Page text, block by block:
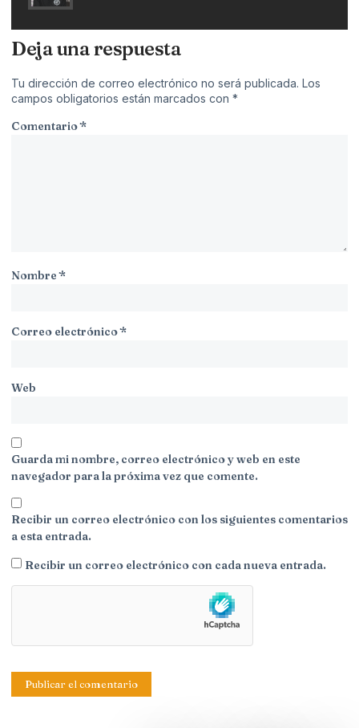
Deja una respuesta
Tu dirección de correo electrónico no será publicada. Los
campos obligatorios están marcados con *
Comentario*
Nombre*
Correo electrónico*
Web
Guarda mi nombre, correo electrónico y web en este
navegador para la próxima vez que comente.
Recibir un correo electrónico con los siguientes comentarios
a esta entrada.
Recibir un correo electrónico con cada nueva entrada.